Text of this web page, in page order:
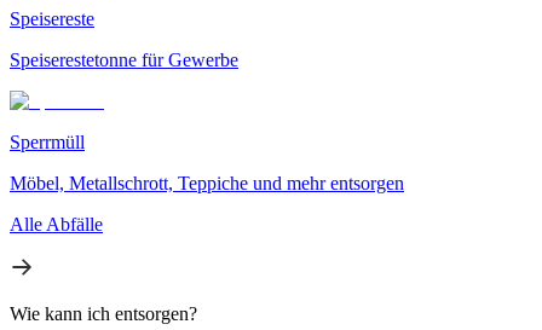
Speisereste
Speiserestetonne für Gewerbe
Sperrmüll
Möbel, Metallschrott, Teppiche und mehr entsorgen
Alle Abfälle
Wie kann ich entsorgen?